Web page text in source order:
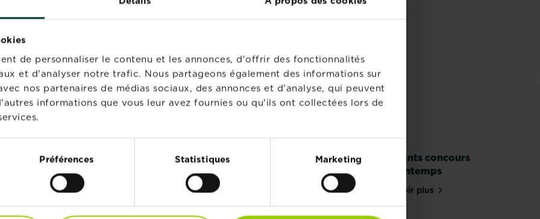
de personnaliser le contenu et les annonces, d'offrir des fonctionnalités
et d'analyser notre trafic. Nous partageons également des informations sur
nos partenaires de médias sociaux, des annonces et d'analyse, qui peuvent
informations que vous leur avez fournies ou qu'ils ont collectées lors de
Préférences Statistiques Marketing
à faire soi-même : idées récup !
10 plantes rustiques
à suspendre à
l’extérieur
En savoir plussur 10 plantes rustiques à suspendre à l’extérieur
Gagnants concours
de printemps
En savoir plussur Gagnants concours de